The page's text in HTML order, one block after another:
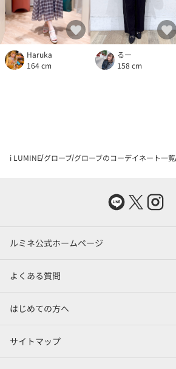
Haruka
164 cm
るー
158 cm
i LUMINE グローブ グローブのコーデイネート一覧
ルミネ公式ホームページ
よくある質問
はじめての方へ
サイトマップ